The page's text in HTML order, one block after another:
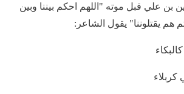
بن علي قبل موته "اللهم احكم بيننا وبين
هم يقتلوننا" يقول الشاعر: